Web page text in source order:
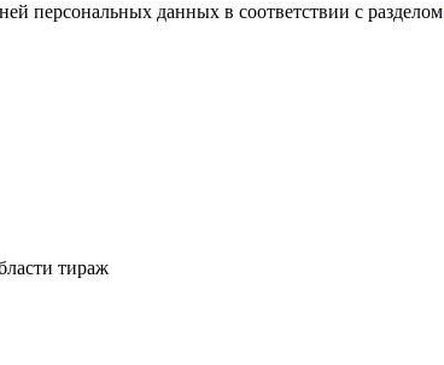
персональных данных в соответствии с разделом
тираж